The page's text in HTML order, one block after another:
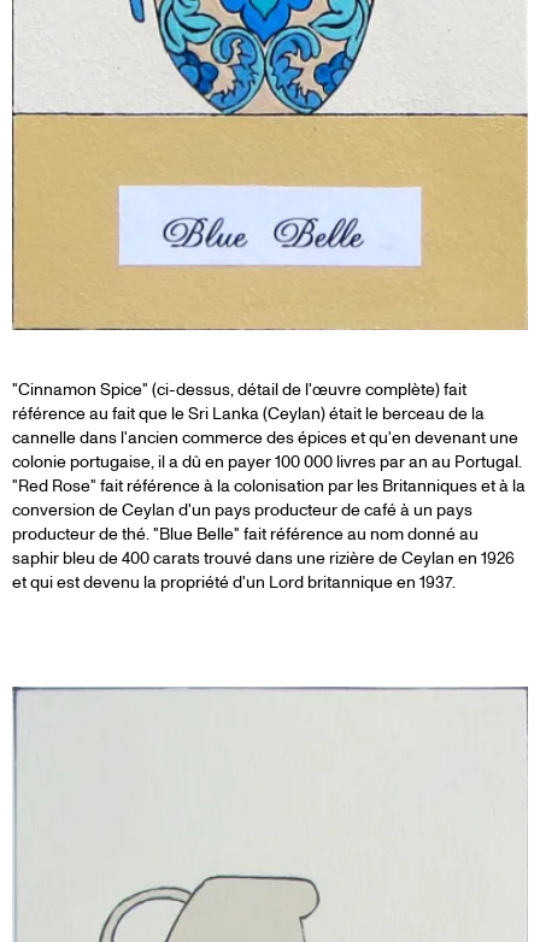
"Cinnamon Spice" (ci-dessus, détail de l'œuvre complète) fait
référence au fait que le Sri Lanka (Ceylan) était le berceau de la
cannelle dans l'ancien commerce des épices et qu'en devenant une
colonie portugaise, il a dû en payer 100 000 livres par an au Portugal.
"Red Rose" fait référence à la colonisation par les Britanniques et à la
conversion de Ceylan d'un pays producteur de café à un pays
producteur de thé. "Blue Belle" fait référence au nom donné au
saphir bleu de 400 carats trouvé dans une rizière de Ceylan en 1926
et qui est devenu la propriété d'un Lord britannique en 1937.